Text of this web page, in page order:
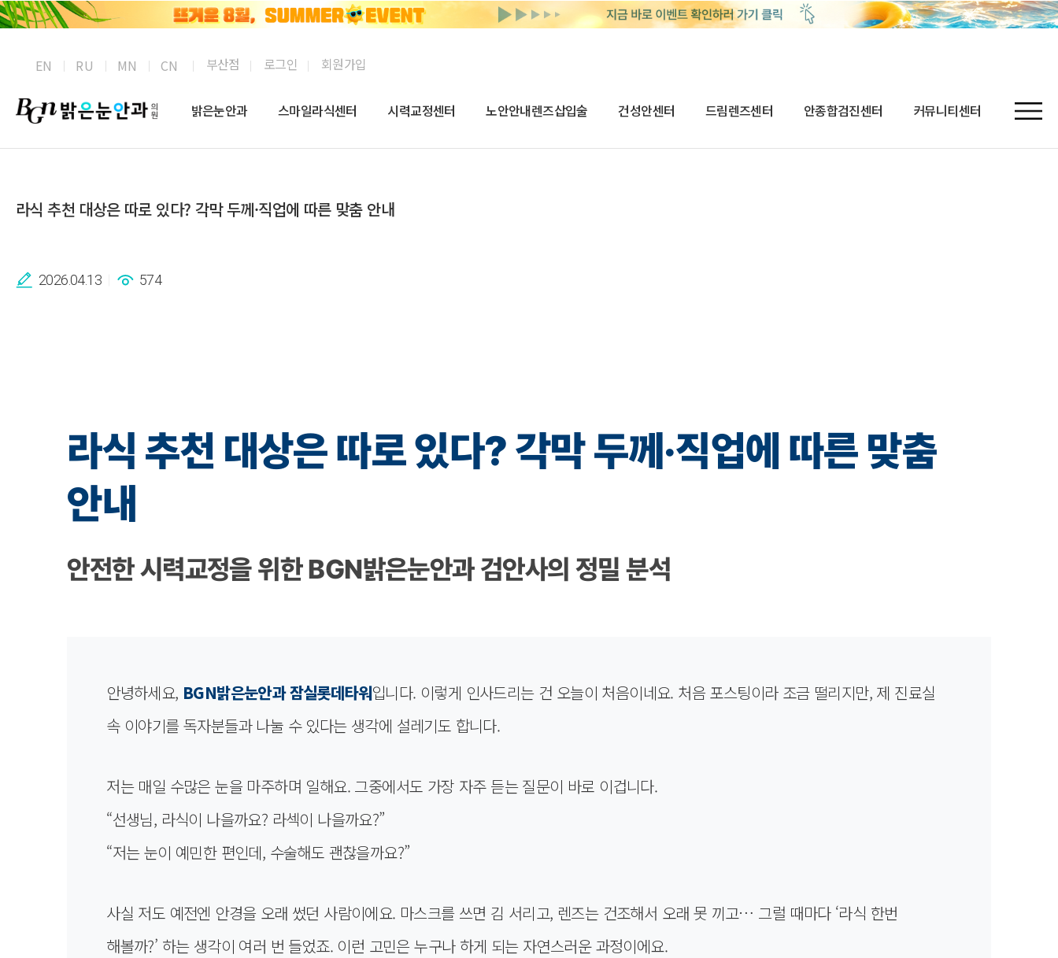
EN RU MN CN 부산점 로그인 회원가입
밝은눈안과 스마일라식센터 시력교정센터 노안안내렌즈삽입술 건성안센터 드림렌즈센터 안종합검진센터 커뮤니티센터
라식 추천 대상은 따로 있다? 각막 두께·직업에 따른 맞춤 안내
2026.04.13 574
라식 추천 대상은 따로 있다? 각막 두께·직업에 따른 맞춤
안내
안전한 시력교정을 위한 BGN밝은눈안과 검안사의 정밀 분석
안녕하세요, BGN밝은눈안과 잠실롯데타워입니다. 이렇게 인사드리는 건 오늘이 처음이네요. 처음 포스팅이라 조금 떨리지만, 제 진료실
속 이야기를 독자분들과 나눌 수 있다는 생각에 설레기도 합니다.
저는 매일 수많은 눈을 마주하며 일해요. 그중에서도 가장 자주 듣는 질문이 바로 이겁니다.
“선생님, 라식이 나을까요? 라섹이 나을까요?”
“저는 눈이 예민한 편인데, 수술해도 괜찮을까요?”
사실 저도 예전엔 안경을 오래 썼던 사람이에요. 마스크를 쓰면 김 서리고, 렌즈는 건조해서 오래 못 끼고… 그럴 때마다 ‘라식 한번
해볼까?’ 하는 생각이 여러 번 들었죠. 이런 고민은 누구나 하게 되는 자연스러운 과정이에요.